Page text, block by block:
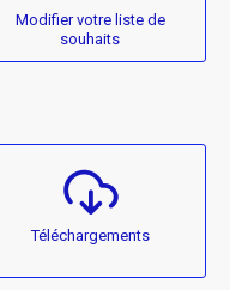
Modifier votre liste de
souhaits
Téléchargements